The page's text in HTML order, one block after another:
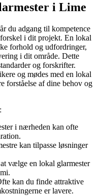
i Lime
du adgang til kompetence
i dit projekt. En lokal
forhold og udfordringer,
i dit område. Dette
og forskrifter.
og mødes med en lokal
forståelse af dine behov og
i nærheden kan ofte
kan tilpasse løsninger
vælge en lokal glarmester
kan du finde attraktive
er lavere.